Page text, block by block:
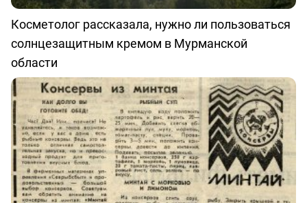
Косметолог рассказала, нужно ли пользоваться
солнцезащитным кремом в Мурманской
области